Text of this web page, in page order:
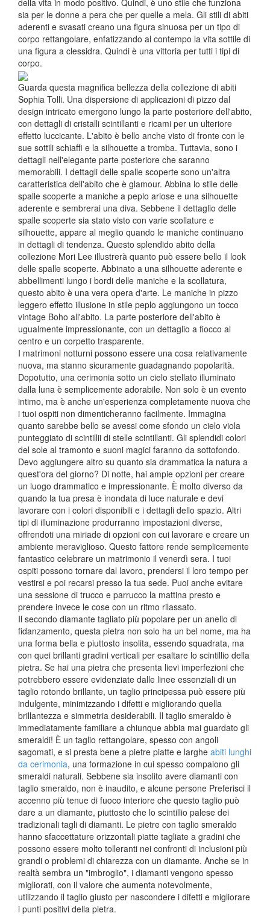
della vita in modo positivo. Quindi, è uno stile che funziona
sia per le donne a pera che per quelle a mela. Gli stili di abiti
aderenti e svasati creano una figura sinuosa per un tipo di
corpo rettangolare, enfatizzando al contempo la vita sottile di
una figura a clessidra. Quindi è una vittoria per tutti i tipi di
corpo.
Guarda questa magnifica bellezza della collezione di abiti
Sophia Tolli. Una dispersione di applicazioni di pizzo dal
design intricato emergono lungo la parte posteriore dell'abito,
con dettagli di cristalli scintillanti e ricami per un ulteriore
effetto luccicante. L'abito è bello anche visto di fronte con le
sue sottili schiaffi e la silhouette a tromba. Tuttavia, sono i
dettagli nell'elegante parte posteriore che saranno
memorabili. I dettagli delle spalle scoperte sono un'altra
caratteristica dell'abito che è glamour. Abbina lo stile delle
spalle scoperte a maniche a peplo ariose e una silhouette
aderente e sembrerai una diva. Sebbene il dettaglio delle
spalle scoperte sia stato visto con varie scollature e
silhouette, appare al meglio quando le maniche continuano
in dettagli di tendenza. Questo splendido abito della
collezione Mori Lee illustrerà quanto può essere bello il look
delle spalle scoperte. Abbinato a una silhouette aderente e
abbellimenti lungo i bordi delle maniche e la scollatura,
questo abito è una vera opera d'arte. Le maniche in pizzo
leggero effetto illusione in stile peplo aggiungono un tocco
vintage Boho all'abito. La parte posteriore dell'abito è
ugualmente impressionante, con un dettaglio a fiocco al
centro e un corpetto trasparente.
I matrimoni notturni possono essere una cosa relativamente
nuova, ma stanno sicuramente guadagnando popolarità.
Dopotutto, una cerimonia sotto un cielo stellato illuminato
dalla luna è semplicemente adorabile. Non solo è un evento
intimo, ma è anche un'esperienza completamente nuova che
i tuoi ospiti non dimenticheranno facilmente. Immagina
quanto sarebbe bello se avessi come sfondo un cielo viola
punteggiato di scintillii di stelle scintillanti. Gli splendidi colori
del sole al tramonto e suoni magici faranno da sottofondo.
Devo aggiungere altro su quanto sia drammatica la natura a
quest'ora del giorno? Di notte, hai ampie opzioni per creare
un luogo drammatico e impressionante. È molto diverso da
quando la tua presa è inondata di luce naturale e devi
lavorare con i colori disponibili e i dettagli dello spazio. Altri
tipi di illuminazione produrranno impostazioni diverse,
offrendoti una miriade di opzioni con cui lavorare e creare un
ambiente meraviglioso. Questo fattore rende semplicemente
fantastico celebrare un matrimonio il venerdì sera. I tuoi
ospiti possono tornare dal lavoro, prendersi il loro tempo per
vestirsi e poi recarsi presso la tua sede. Puoi anche evitare
una sessione di trucco e parrucco la mattina presto e
prendere invece le cose con un ritmo rilassato.
Il secondo diamante tagliato più popolare per un anello di
fidanzamento, questa pietra non solo ha un bel nome, ma ha
una forma bella e piuttosto insolita, essendo squadrata, ma
con quei brillanti gradini verticali per esaltare lo scintillio della
pietra. Se hai una pietra che presenta lievi imperfezioni che
potrebbero essere evidenziate dalle linee essenziali di un
taglio rotondo brillante, un taglio principessa può essere più
indulgente, minimizzando i difetti e migliorando quella
brillantezza e simmetria desiderabili. Il taglio smeraldo è
immediatamente familiare a chiunque abbia mai guardato gli
smeraldi! È un taglio rettangolare, spesso con angoli
sagomati, e si presta bene a pietre piatte e larghe abiti lunghi
da cerimonia, una formazione in cui spesso compaiono gli
smeraldi naturali. Sebbene sia insolito avere diamanti con
taglio smeraldo, non è inaudito, e alcune persone Preferisci il
accenno più tenue di fuoco interiore che questo taglio può
dare a un diamante, piuttosto che lo scintillio palese dei
tradizionali tagli di diamanti. Le pietre con taglio smeraldo
hanno sfaccettature orizzontali piatte tagliate a gradini che
possono essere molto tolleranti nei confronti di inclusioni più
grandi o problemi di chiarezza con un diamante. Anche se in
realtà sembra un "imbroglio", i diamanti vengono spesso
migliorati, con il valore che aumenta notevolmente,
utilizzando il taglio giusto per nascondere i difetti e migliorare
i punti positivi della pietra.